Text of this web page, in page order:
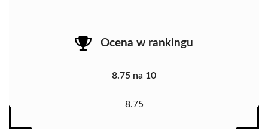
Ocena w rankingu
8.75 na 10
8.75